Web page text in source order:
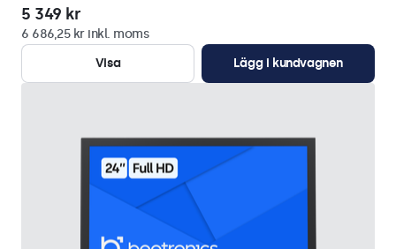
5 349 kr
6 686,25 kr inkl. moms
Visa
Lägg i kundvagnen